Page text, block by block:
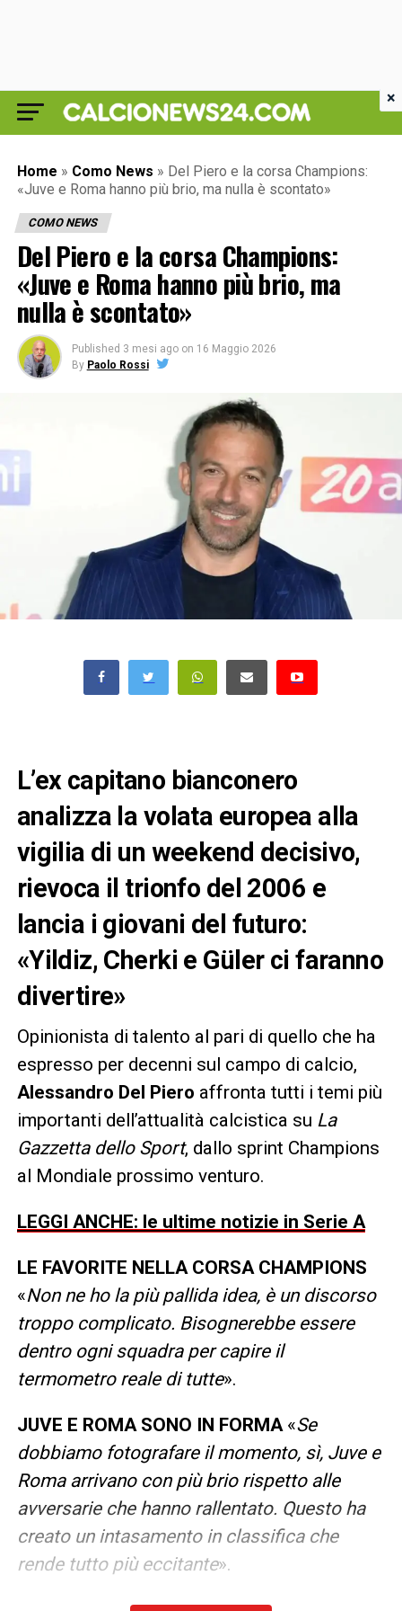
Home » Como News » Del Piero e la corsa Champions:
«Juve e Roma hanno più brio, ma nulla è scontato»
COMO NEWS
Del Piero e la corsa Champions:
«Juve e Roma hanno più brio, ma
nulla è scontato»
Published 3 mesi ago on 16 Maggio 2026
By Paolo Rossi
L’ex capitano bianconero
analizza la volata europea alla
vigilia di un weekend decisivo,
rievoca il trionfo del 2006 e
lancia i giovani del futuro:
«Yildiz, Cherki e Güler ci faranno
divertire»
Opinionista di talento al pari di quello che ha
espresso per decenni sul campo di calcio,
Alessandro Del Piero affronta tutti i temi più
importanti dell’attualità calcistica su La
Gazzetta dello Sport, dallo sprint Champions
al Mondiale prossimo venturo.
LEGGI ANCHE: le ultime notizie in Serie A
LE FAVORITE NELLA CORSA CHAMPIONS
«Non ne ho la più pallida idea, è un discorso
troppo complicato. Bisognerebbe essere
dentro ogni squadra per capire il
termometro reale di tutte».
JUVE E ROMA SONO IN FORMA«Se
dobbiamo fotografare il momento, sì, Juve e
Roma arrivano con più brio rispetto alle
avversarie che hanno rallentato. Questo ha
creato un intasamento in classifica che
rende tutto più eccitante».
×